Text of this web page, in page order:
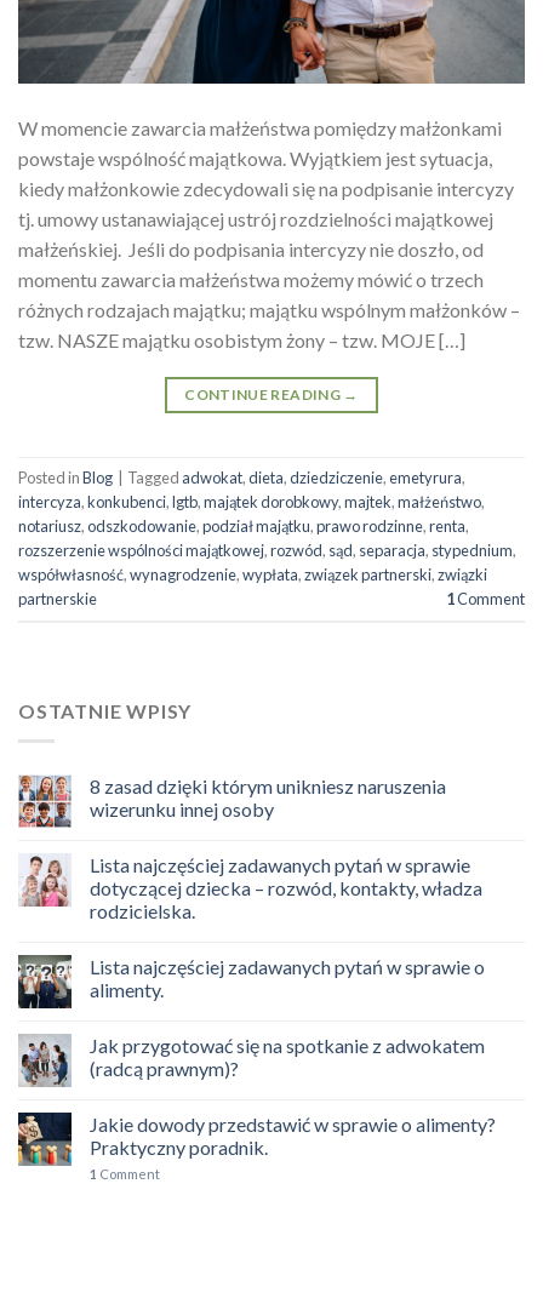
W momencie zawarcia małżeństwa pomiędzy małżonkami
powstaje wspólność majątkowa. Wyjątkiem jest sytuacja,
kiedy małżonkowie zdecydowali się na podpisanie intercyzy
tj. umowy ustanawiającej ustrój rozdzielności majątkowej
małżeńskiej. Jeśli do podpisania intercyzy nie doszło, od
momentu zawarcia małżeństwa możemy mówić o trzech
różnych rodzajach majątku; majątku wspólnym małżonków –
tzw. NASZE majątku osobistym żony – tzw. MOJE […]
CONTINUE READING →
Posted inBlog Tagged adwokat,dieta,dziedziczenie,emetyrura,
intercyza,konkubenci,lgtb,majątek dorobkowy,majtek,małżeństwo,
notariusz,odszkodowanie,podział majątku,prawo rodzinne,renta,
rozszerzenie wspólności majątkowej,rozwód, sąd, separacja, stypednium,
współwłasność,wynagrodzenie,wypłata,związek partnerski,związki
partnerskie
1Comment
OSTATNIE WPISY
8 zasad dzięki którym unikniesz naruszenia
wizerunku innej osoby
Lista najczęściej zadawanych pytań w sprawie
dotyczącej dziecka – rozwód, kontakty, władza
rodzicielska.
Lista najczęściej zadawanych pytań w sprawie o
alimenty.
Jak przygotować się na spotkanie z adwokatem
(radcą prawnym)?
Jakie dowody przedstawić w sprawie o alimenty?
Praktyczny poradnik.
1 Comment